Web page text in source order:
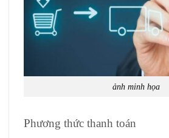
ảnh minh họa
Phương thức thanh toán